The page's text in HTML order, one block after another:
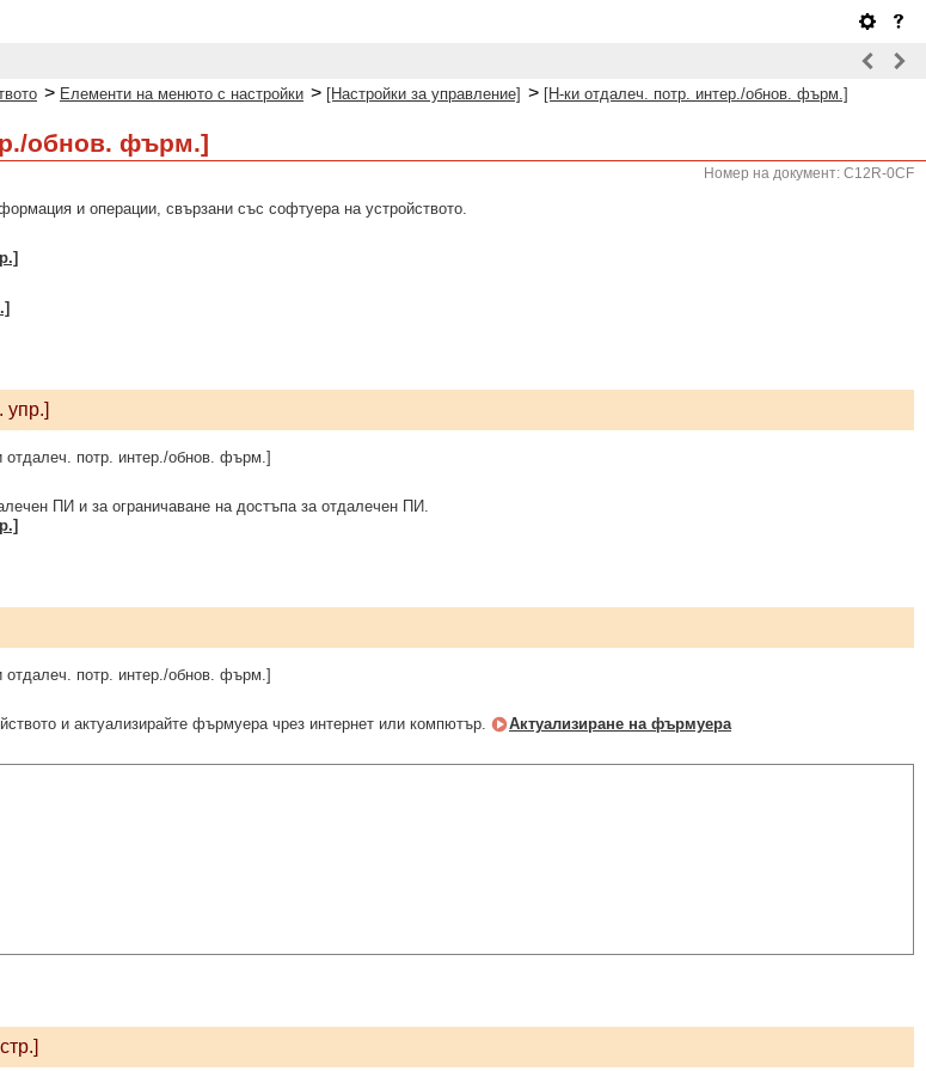
> Елементи на менюто с настройки > [Настройки за управление] > [Н-ки отдалеч. потр. интер./обнов. фърм.]
обнов. фърм.]
Номер на документ: C12R-0CF
и операции, свързани със софтуера на устройството.
упр.]
отдалеч. потр. интер./обнов. фърм.]
ПИ и за ограничаване на достъпа за отдалечен ПИ.
отдалеч. потр. интер./обнов. фърм.]
и актуализирайте фърмуера чрез интернет или компютър. Актуализиране на фърмуера